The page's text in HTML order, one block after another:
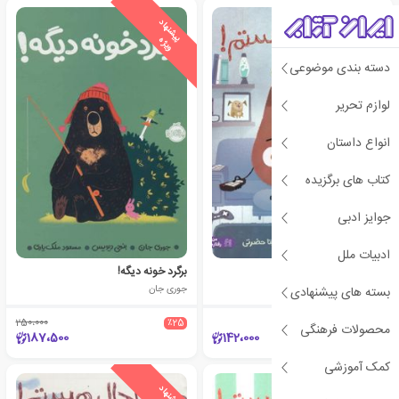
دسته بندی موضوعی
لوازم تحریر
انواع داستان
کتاب های برگزیده
جوایز ادبی
ادبیات ملل
بسته های پیشنهادی
محصولات فرهنگی
کمک آموزشی
جوری جان
142،000
پ
ی
ش
ن
ه
ا
د
و
ی
ژ
ه
برگرد خونه دیگه!
جوری جان
٪25 250،000
187،500